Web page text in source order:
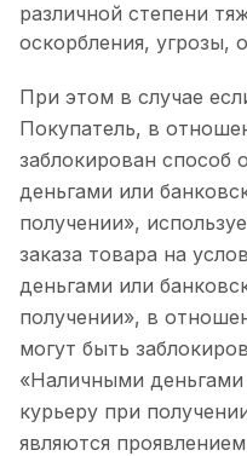
различной степени
оскорбления, угрозы,
При этом в случае
Покупатель, в
заблокирован способ
деньгами или
получении»,
заказа товара на
деньгами или
получении», в
могут быть
«Наличными
курьеру при
являются